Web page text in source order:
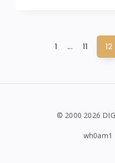
1 ... 11 12
© 2000 2026
wh0am1